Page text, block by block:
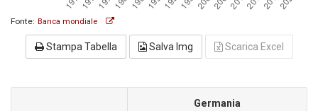
Fonte: Banca mondiale
Stampa Tabella Salva Img Scarica Excel
Germania